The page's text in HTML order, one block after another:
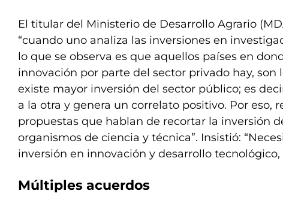
El titular del Ministerio de Desarrollo Agrario
“cuando uno analiza las inversiones en
lo que se observa es que aquellos países en
innovación por parte del sector privado hay, son
existe mayor inversión del sector público; es
a la otra y genera un correlato positivo. Por eso,
propuestas que hablan de recortar la inversión
organismos de ciencia y técnica”. Insistió:
inversión en innovación y desarrollo tecnológico,
Múltiples acuerdos